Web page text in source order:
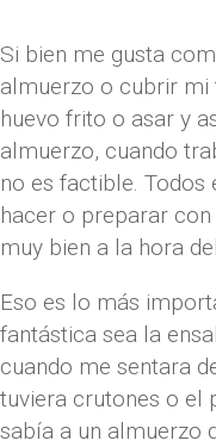
Si bien me gusta
almuerzo o cubrir mi
huevo frito o asar y
almuerzo, cuando
no es factible. Todos
hacer o preparar
muy bien a la hora
Eso es lo más
fantástica sea la
cuando me sentara
tuviera crutones o el
sabía a un almuerzo